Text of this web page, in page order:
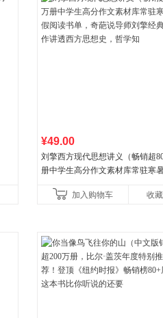
¥49.00
刘擎西方现代思想讲义（畅销超
册中学生高分作文素材库常驻寒
讲透西方思想史，哲学知
加入购物车 收藏